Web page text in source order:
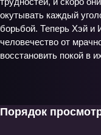
окутывать каждый
борьбой. Теперь Хэй и
человечество от
восстановить покой в
Порядок